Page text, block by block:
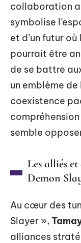
collaboration
symbolise
et d’un futur
pourrait être
de se battre
un emblème
coexistence
semble
Les alliés
Demon
Au cœur des
Slayer »,
alliances